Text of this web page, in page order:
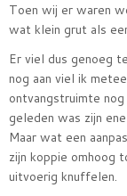
Toen wij er waren
wat klein grut als
Er viel dus genoeg
nog aan viel ik
ontvangstruimte
geleden was zijn
Maar wat een
zijn koppie omhoog
uitvoerig knuffelen.